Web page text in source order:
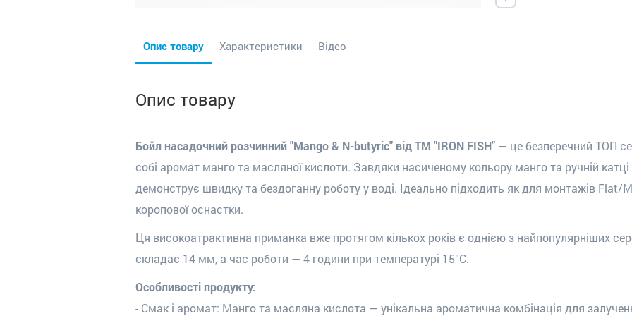
Опис товару Характеристики Відео
Опис товару
Бойл насадочний розчинний "Mango & N-butyric" від ТМ "IRON FISH" — це безперечний ТОП
собі аромат манго та масляної кислоти. Завдяки насиченому кольору манго та ручній
демонструє швидку та бездоганну роботу у воді. Ідеально підходить як для монтажів Flat/
коропової оснастки.
Ця високоатрактивна приманка вже протягом кількох років є однією з найпопулярніших
складає 14 мм, а час роботи — 4 години при температурі 15°C.
Особливості продукту:
- Смак і аромат: Манго та масляна кислота — унікальна ароматична комбінація для